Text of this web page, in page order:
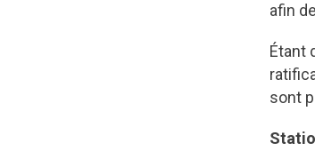
afin
Étant
sont